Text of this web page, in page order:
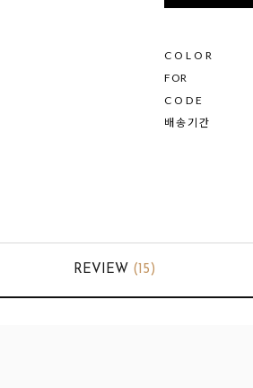
COLOR
FOR
CODE
배 송 기 간
REVIEW (15)